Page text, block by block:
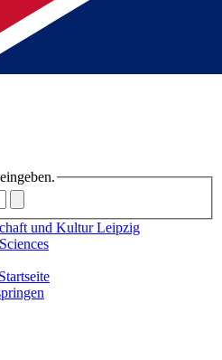
und Kultur Leipzig